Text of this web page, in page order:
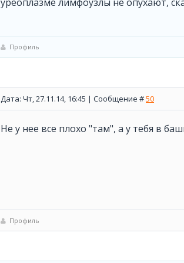
Профиль
Дата: Чт, 27.11.14, 16:45 | Сообщение #50
Не у нее все плохо "там", а у тебя в
Профиль